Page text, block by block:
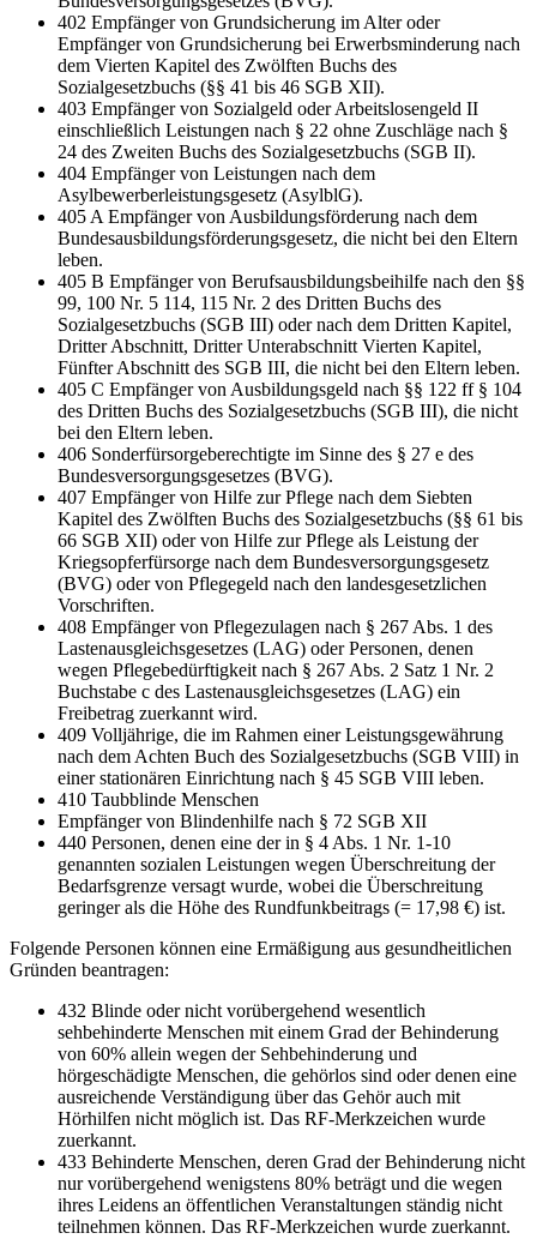
402 Empfänger von Grundsicherung im Alter oder
Empfänger von Grundsicherung bei Erwerbsminderung nach
dem Vierten Kapitel des Zwölften Buchs des
Sozialgesetzbuchs (§§ 41 bis 46 SGB XII).
403 Empfänger von Sozialgeld oder Arbeitslosengeld II
einschließlich Leistungen nach § 22 ohne Zuschläge nach §
24 des Zweiten Buchs des Sozialgesetzbuchs (SGB II).
404 Empfänger von Leistungen nach dem
Asylbewerberleistungsgesetz (AsylblG).
405 A Empfänger von Ausbildungsförderung nach dem
Bundesausbildungsförderungsgesetz, die nicht bei den Eltern
leben.
405 B Empfänger von Berufsausbildungsbeihilfe nach den §§
99, 100 Nr. 5 114, 115 Nr. 2 des Dritten Buchs des
Sozialgesetzbuchs (SGB III) oder nach dem Dritten Kapitel,
Dritter Abschnitt, Dritter Unterabschnitt Vierten Kapitel,
Fünfter Abschnitt des SGB III, die nicht bei den Eltern leben.
405 C Empfänger von Ausbildungsgeld nach §§ 122 ff § 104
des Dritten Buchs des Sozialgesetzbuchs (SGB III), die nicht
bei den Eltern leben.
406 Sonderfürsorgeberechtigte im Sinne des § 27 e des
Bundesversorgungsgesetzes (BVG).
407 Empfänger von Hilfe zur Pflege nach dem Siebten
Kapitel des Zwölften Buchs des Sozialgesetzbuchs (§§ 61 bis
66 SGB XII) oder von Hilfe zur Pflege als Leistung der
Kriegsopferfürsorge nach dem Bundesversorgungsgesetz
(BVG) oder von Pflegegeld nach den landesgesetzlichen
Vorschriften.
408 Empfänger von Pflegezulagen nach § 267 Abs. 1 des
Lastenausgleichsgesetzes (LAG) oder Personen, denen
wegen Pflegebedürftigkeit nach § 267 Abs. 2 Satz 1 Nr. 2
Buchstabe c des Lastenausgleichsgesetzes (LAG) ein
Freibetrag zuerkannt wird.
409 Volljährige, die im Rahmen einer Leistungsgewährung
nach dem Achten Buch des Sozialgesetzbuchs (SGB VIII) in
einer stationären Einrichtung nach § 45 SGB VIII leben.
410 Taubblinde Menschen
Empfänger von Blindenhilfe nach § 72 SGB XII
440 Personen, denen eine der in § 4 Abs. 1 Nr. 1-10
genannten sozialen Leistungen wegen Überschreitung der
Bedarfsgrenze versagt wurde, wobei die Überschreitung
geringer als die Höhe des Rundfunkbeitrags (= 17,98 €) ist.
Folgende Personen können eine Ermäßigung aus gesundheitlichen
Gründen beantragen:
432 Blinde oder nicht vorübergehend wesentlich
sehbehinderte Menschen mit einem Grad der Behinderung
von 60% allein wegen der Sehbehinderung und
hörgeschädigte Menschen, die gehörlos sind oder denen eine
ausreichende Verständigung über das Gehör auch mit
Hörhilfen nicht möglich ist. Das RF-Merkzeichen wurde
zuerkannt.
433 Behinderte Menschen, deren Grad der Behinderung nicht
nur vorübergehend wenigstens 80% beträgt und die wegen
ihres Leidens an öffentlichen Veranstaltungen ständig nicht
teilnehmen können. Das RF-Merkzeichen wurde zuerkannt.